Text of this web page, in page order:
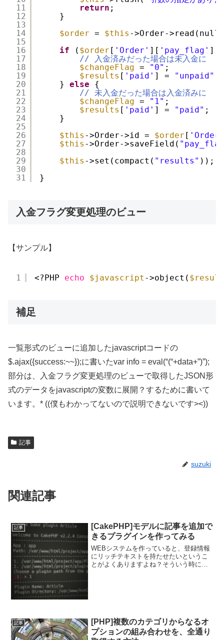
11
12
13
14
15
16
17
18
19
20
21
22
23
24
25
26
27
28
29
30
31
return ;
}
$order = $this ->Order-
if
( $order [ 'Order' ][ 'pay_flag' ]
// 入金済みだった場合は未入金に
$changeFlag = "0" ;
$results [ 'paid' ] = "unpaid"
} else
{
// 未入金だった場合は入金済みに
$changeFlag = "1" ;
$results [ 'paid' ] = "paid" ;
}
$this ->Order->id = $order [ 'Order'
$this ->Order->saveField(
$this ->set(compact( "results" ));
}
入金フラグ変更処理のビュー
【サンプル】
1 <?PHP echo $javascript ->object(
補足
一覧形式のビューに追加したjavascriptコードの
$.ajax({success:~~});に書いたvar info = eval(“(“+data+”)”);
部分は、入金フラグ変更処理のビューで取得したJSON形
式のデータをjavascriptの変数に展開？するために書いて
います。* ((僕もわかってないので説明できないです><))
記事
suzuki
関連記事
記事
[CakePHP]モデルに記事を追加で
きるプラグインを作ってみる
WEBシステムを作っていると、登録情報
にリッチテキストを持たせたいというこ
とがよくありますよね？そういう時には
記事
[PHP]複数のカテゴリからなるオ
プションの組み合わせを、全通り